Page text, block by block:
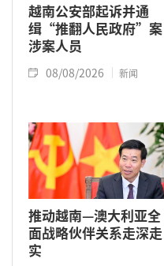
越南公安部起诉并通
缉“推翻人民政府”案
涉案人员
08/08/2026 新闻
推动越南—澳大利亚全
面战略伙伴关系走深走
实